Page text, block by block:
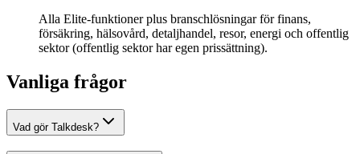
Alla Elite-funktioner plus branschlösningar för finans,
försäkring, hälsovård, detaljhandel, resor, energi och offentlig
sektor (offentlig sektor har egen prissättning).
Vanliga frågor
Vad gör Talkdesk?